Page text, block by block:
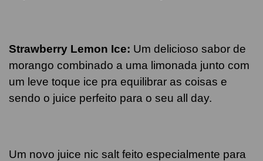
Strawberry Lemon Ice: Um delicioso sabor de
morango combinado a uma limonada junto com
um leve toque ice pra equilibrar as coisas e
sendo o juice perfeito para o seu all day.
Um novo juice nic salt feito especialmente para